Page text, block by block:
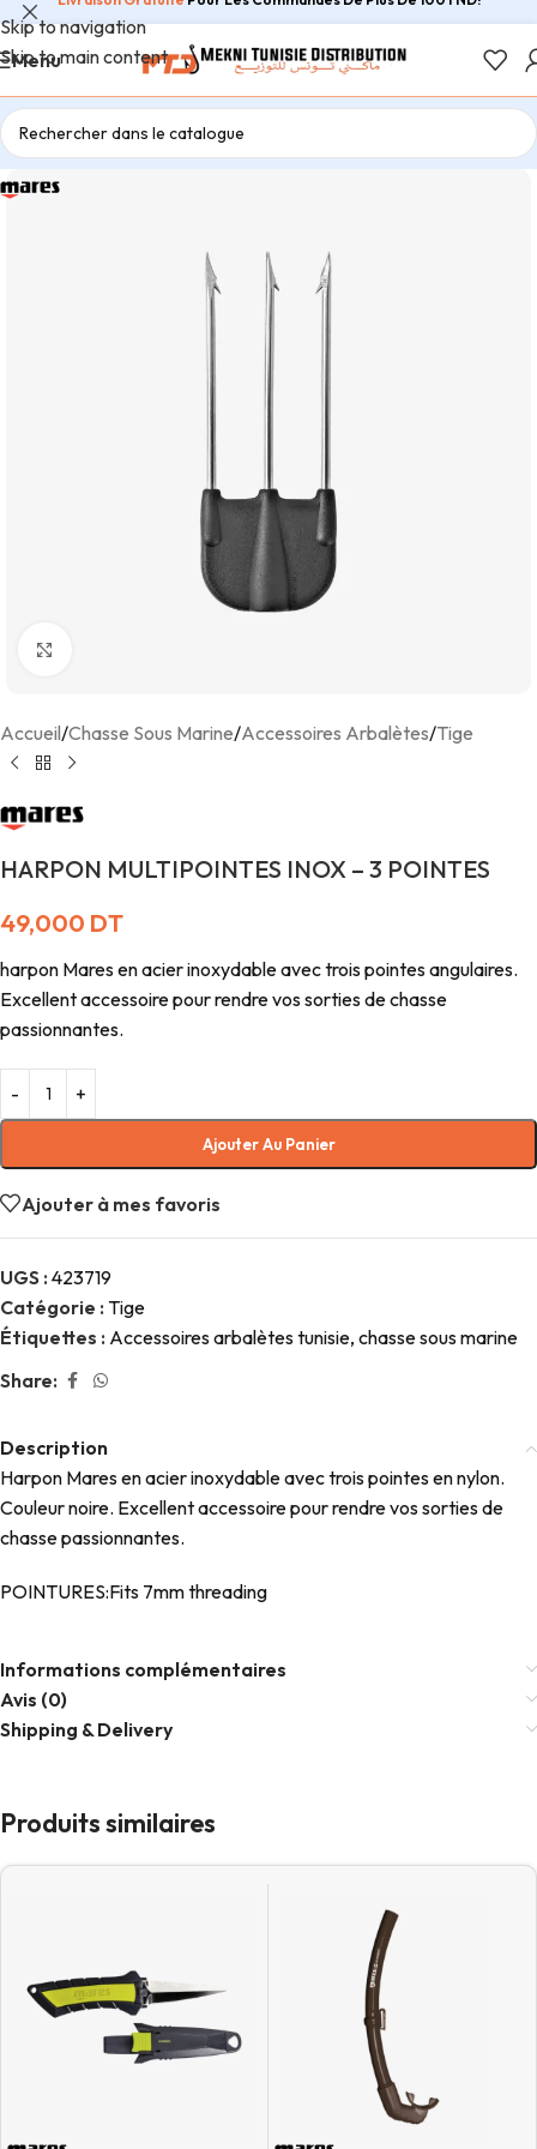
Skip to navigation
Skip to main content
Menu
Accueil/Chasse Sous Marine/Accessoires Arbalètes/Tige
HARPON MULTIPOINTES INOX – 3 POINTES
49,000 DT
harpon Mares en acier inoxydable avec trois pointes angulaires.
Excellent accessoire pour rendre vos sorties de chasse
passionnantes.
Ajouter Au Panier
Ajouter à mes favoris
UGS : 423719
Catégorie : Tige
Étiquettes : Accessoires arbalètes tunisie, chasse sous marine
Share:
Description
Harpon Mares en acier inoxydable avec trois pointes en nylon.
Couleur noire. Excellent accessoire pour rendre vos sorties de
chasse passionnantes.
POINTURES:Fits 7mm threading
Informations complémentaires
Avis (0)
Shipping & Delivery
Produits similaires